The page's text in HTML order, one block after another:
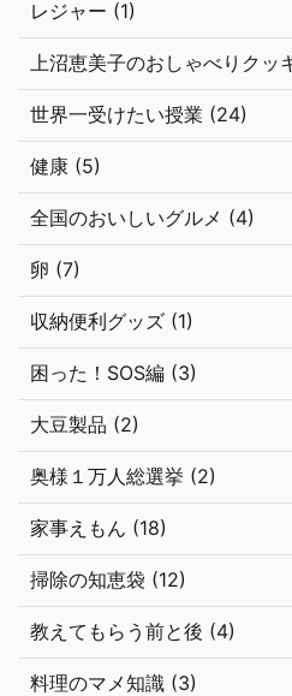
レジャー (1)
上沼恵美子のおしゃべりクッ
世界一受けたい授業 (24)
健康 (5)
全国のおいしいグルメ (4)
卵 (7)
収納便利グッズ (1)
困った！SOS編 (3)
大豆製品 (2)
奥様１万人総選挙 (2)
家事えもん (18)
掃除の知恵袋 (12)
教えてもらう前と後 (4)
料理のマメ知識 (3)